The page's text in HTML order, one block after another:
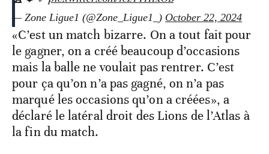
— Zone Ligue1 (@Zone_Ligue1_) October 22, 2024
«C’est un match bizarre. On a tout fait pour
le gagner, on a créé beaucoup d’occasions
mais la balle ne voulait pas rentrer. C’est
pour ça qu’on n’a pas gagné, on n’a pas
marqué les occasions qu’on a créées», a
déclaré le latéral droit des Lions de l’Atlas à
la fin du match.